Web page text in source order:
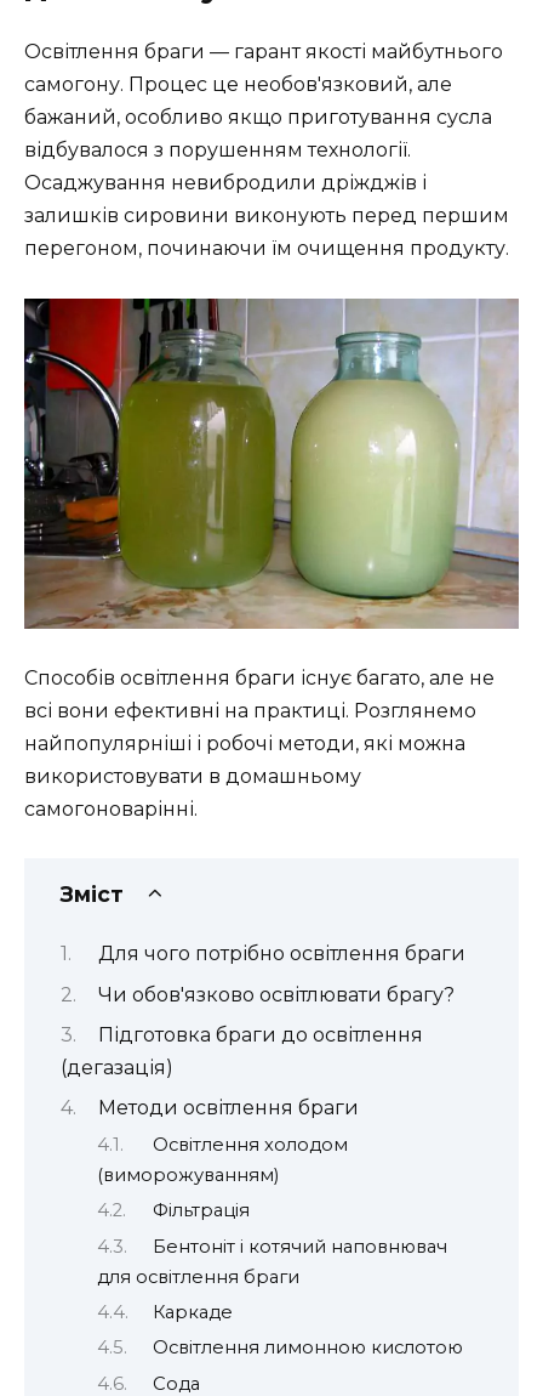
Освітлення браги — гарант якості майбутнього
самогону. Процес це необов'язковий, але
бажаний, особливо якщо приготування сусла
відбувалося з порушенням технології.
Осаджування невибродили дріжджів і
залишків сировини виконують перед першим
перегоном, починаючи їм очищення продукту.
Способів освітлення браги існує багато, але не
всі вони ефективні на практиці. Розглянемо
найпопулярніші і робочі методи, які можна
використовувати в домашньому
самогоноварінні.
Зміст
Для чого потрібно освітлення браги
Чи обов'язково освітлювати брагу?
Підготовка браги до освітлення
(дегазація)
Методи освітлення браги
Освітлення холодом
(виморожуванням)
Фільтрація
Бентоніт і котячий наповнювач
для освітлення браги
Каркаде
Освітлення лимонною кислотою
Сода